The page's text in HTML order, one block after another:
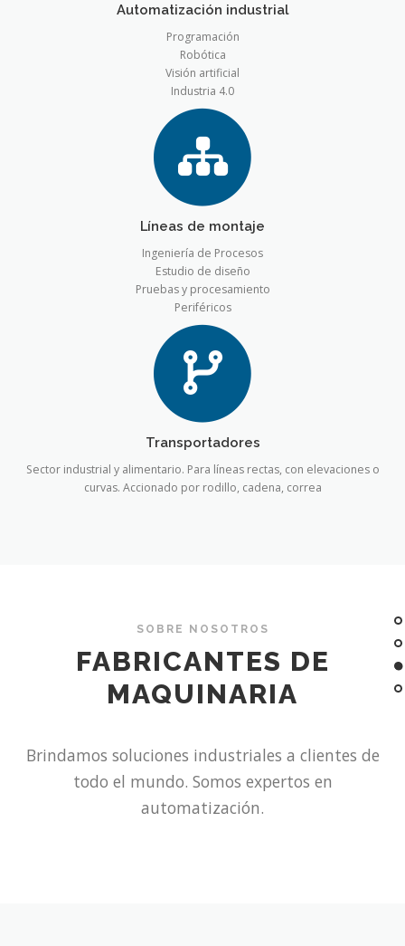
Automatización industrial
Programación
Robótica
Visión artificial
Industria 4.0
Líneas de montaje
Ingeniería de Procesos
Estudio de diseño
Pruebas y procesamiento
Periféricos
Transportadores
Sector industrial y alimentario. Para líneas rectas, con elevaciones o
curvas. Accionado por rodillo, cadena, correa
SOBRE NOSOTROS
FABRICANTES DE
MAQUINARIA
Brindamos soluciones industriales a clientes de
todo el mundo. Somos expertos en
automatización.